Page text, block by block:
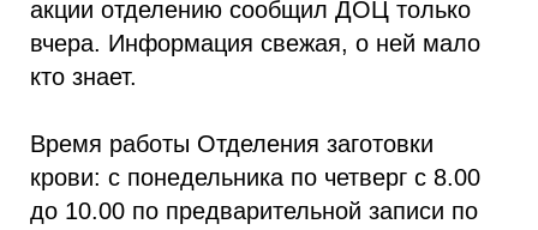
акции отделению сообщил ДОЦ только
вчера. Информация свежая, о ней мало
кто знает.
Время работы Отделения заготовки
крови: с понедельника по четверг с 8.00
до 10.00 по предварительной записи по